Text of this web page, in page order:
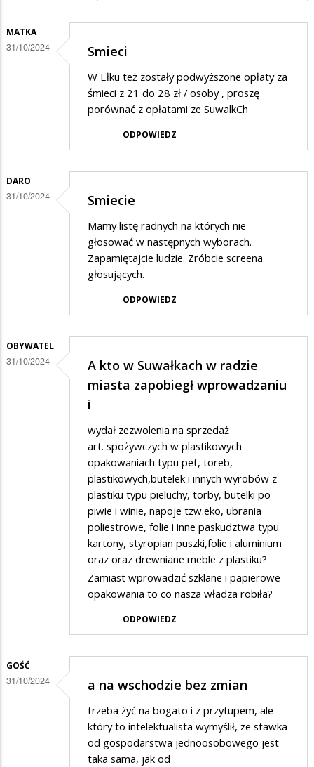
MATKA
31/10/2024 Smieci
W Ełku też zostały podwyższone opłaty za
śmieci z 21 do 28 zł / osoby , proszę
porównać z opłatami ze SuwalkCh
ODPOWIEDZ
DARO
31/10/2024 Smiecie
Mamy listę radnych na których nie
głosować w następnych wyborach.
Zapamiętajcie ludzie. Zróbcie screena
głosujących.
ODPOWIEDZ
OBYWATEL
31/10/2024
A kto w Suwałkach w radzie
miasta zapobiegł wprowadzaniu
i
wydał zezwolenia na sprzedaż
art. spożywczych w plastikowych
opakowaniach typu pet, toreb,
plastikowych,butelek i innych wyrobów z
plastiku typu pieluchy, torby, butelki po
piwie i winie, napoje tzw.eko, ubrania
poliestrowe, folie i inne paskudztwa typu
kartony, styropian puszki,folie i aluminium
oraz oraz drewniane meble z plastiku?
Zamiast wprowadzić szklane i papierowe
opakowania to co nasza władza robiła?
ODPOWIEDZ
GOŚĆ
31/10/2024 a na wschodzie bez zmian
trzeba żyć na bogato i z przytupem, ale
który to intelektualista wymyślił, że stawka
od gospodarstwa jednoosobowego jest
taka sama, jak od